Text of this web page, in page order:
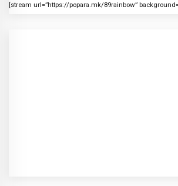
[stream url=”https://popara.mk/89rainbow”